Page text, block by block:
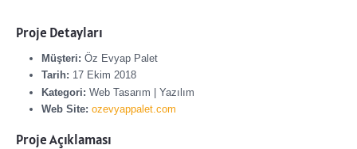
Proje Detayları
Müşteri: Öz Evyap Palet
Tarih: 17 Ekim 2018
Kategori: Web Tasarım | Yazılım
Web Site: ozevyappalet.com
Proje Açıklaması